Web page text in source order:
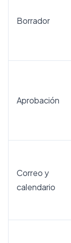
Borrador
Aprobación
Correo y
calendario